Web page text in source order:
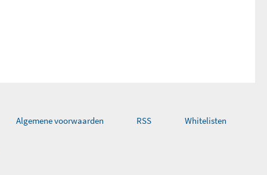
Algemene voorwaarden RSS Whitelisten